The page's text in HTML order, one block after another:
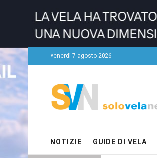
venerdì 7 agosto 2026
NOTIZIE GUIDE DI VELA